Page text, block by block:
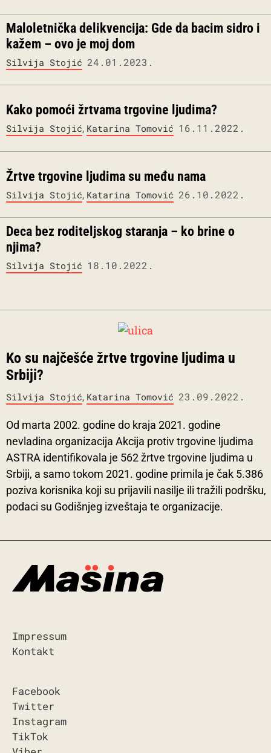
Maloletnička delikvencija: Gde da bacim sidro i
kažem – ovo je moj dom
Silvija Stojić 24.01.2023.
Kako pomoći žrtvama trgovine ljudima?
Silvija Stojić, Katarina Tomović 16.11.2022.
Žrtve trgovine ljudima su među nama
Silvija Stojić, Katarina Tomović 26.10.2022.
Deca bez roditeljskog staranja – ko brine o
njima?
Silvija Stojić 18.10.2022.
Ko su najčešće žrtve trgovine ljudima u
Srbiji?
Silvija Stojić, Katarina Tomović 23.09.2022.
Od marta 2002. godine do kraja 2021. godine
nevladina organizacija Akcija protiv trgovine ljudima
ASTRA identifikovala je 562 žrtve trgovine ljudima u
Srbiji, a samo tokom 2021. godine primila je čak 5.386
poziva korisnika koji su prijavili nasilje ili tražili podršku,
podaci su Godišnjeg izveštaja te organizacije.
Impressum
Kontakt
Facebook
Twitter
Instagram
TikTok